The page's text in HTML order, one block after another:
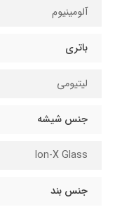
آلومینیوم
باتری
لیتیومی
جنس شیشه
Ion-X Glass
جنس بند